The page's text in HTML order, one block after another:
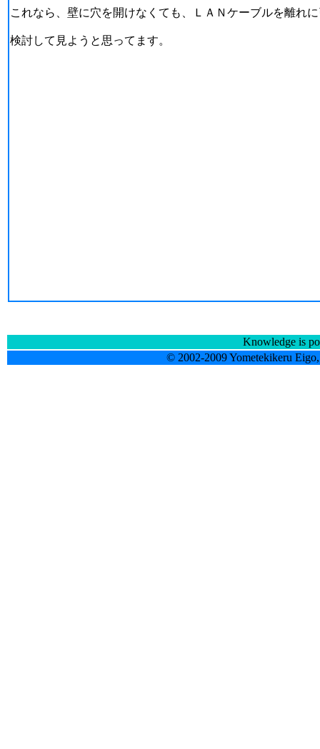
これなら、壁に穴を開けなくても、ＬＡＮケーブルを離れ
検討して見ようと思ってます。
Knowledge is
© 2002-2009 Yometekikeru